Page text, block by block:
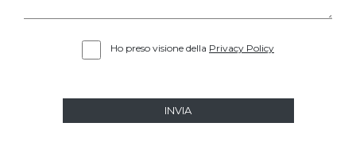
Ho preso visione della Privacy Policy
INVIA